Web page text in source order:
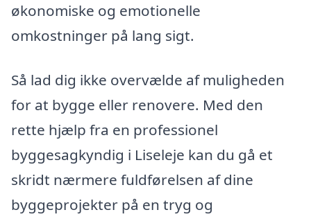
økonomiske og emotionelle
omkostninger på lang sigt.
Så lad dig ikke overvælde af muligheden
for at bygge eller renovere. Med den
rette hjælp fra en professionel
byggesagkyndig i Liseleje kan du gå et
skridt nærmere fuldførelsen af dine
byggeprojekter på en tryg og